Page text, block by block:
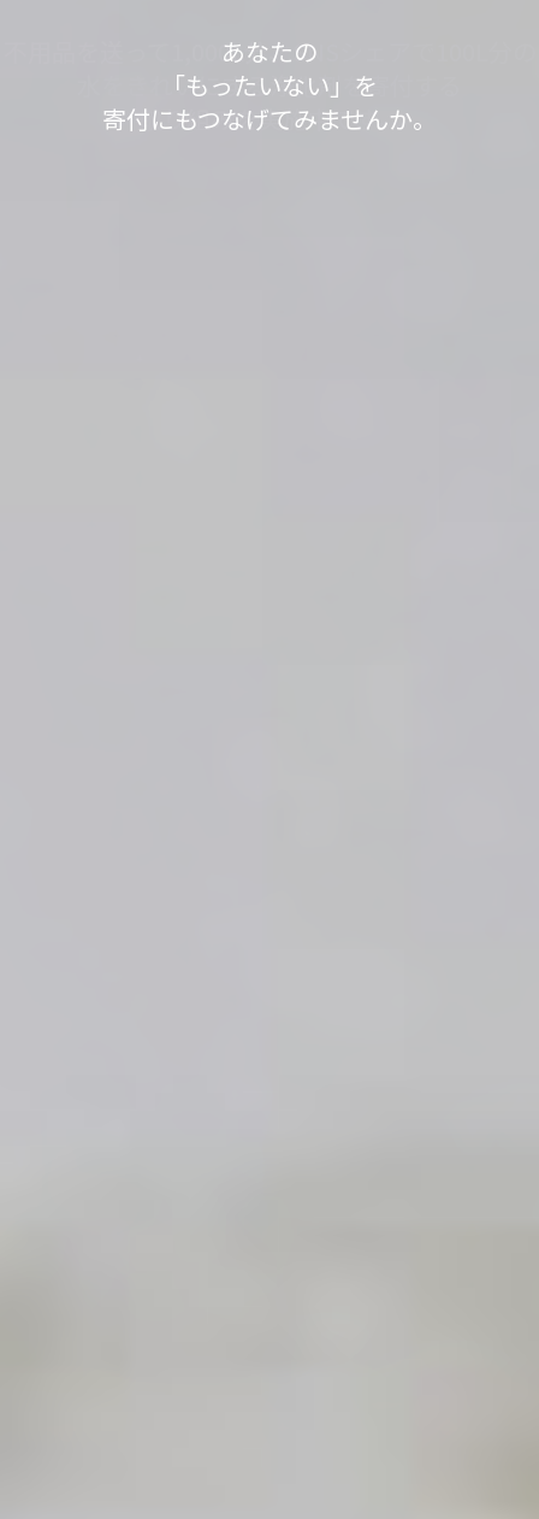
「もったいない」が
世界の
「ありがとう」につながっています。
不用品を送って1,000L分、SNSシェアで100L分の
水をきれいにする浄化剤を寄付する
取り組みを実施中です。
あなたの
「もったいない」を
寄付にもつなげてみませんか。
あなたの不用品が世界の人々の役に立っていま
す。
「もったいない運送」は、
身の回りのスッキリが社会貢献につながるサービ
今日も寄付で
見知らぬ誰かの笑顔が
生まれました。
「もったいない」が
世界の
「ありがとう」につながっています。
不用品を送って1,000L分、SNSシェアで100L分の
水をきれいにする浄化剤を寄付する
取り組みを実施中です。